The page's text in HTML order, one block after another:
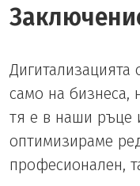
само на бизнеса,
тя е в наши ръце
оптимизираме
професионален,